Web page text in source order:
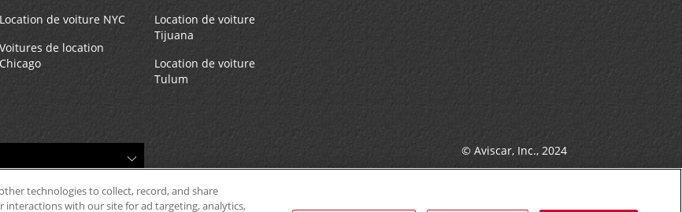
Location de voiture NYC
Voitures de location
Chicago
Location de voiture
Tijuana
Location de voiture
Tulum
© Aviscar, Inc., 2024
technologies to collect, record, and share
with our site for ad targeting, analytics,